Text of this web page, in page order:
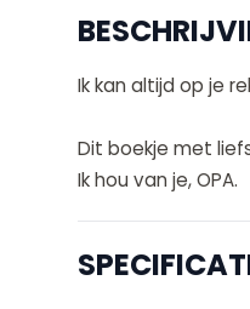
Ik kan altijd op je
Dit boekje met
Ik hou van je, OPA.